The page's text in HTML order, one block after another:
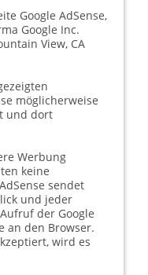
Google AdSense,
Google Inc.
View, CA
möglicherweise
und dort
Werbung
keine
sendet
und jeder
der Google
an den Browser.
wird es